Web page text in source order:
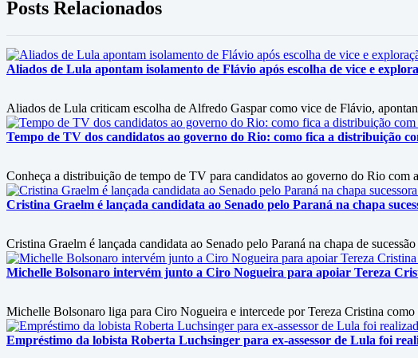
Posts Relacionados
Aliados de Lula apontam isolamento de Flávio após escolha de vice e
Aliados de Lula criticam escolha de Alfredo Gaspar como vice de Flávio,
Tempo de TV dos candidatos ao governo do Rio: como fica a distribuição
Conheça a distribuição de tempo de TV para candidatos ao governo do Rio com
Cristina Graelm é lançada candidata ao Senado pelo Paraná na chapa
Cristina Graelm é lançada candidata ao Senado pelo Paraná na chapa de
Michelle Bolsonaro intervém junto a Ciro Nogueira para apoiar Tereza
Michelle Bolsonaro liga para Ciro Nogueira e intercede por Tereza Cristina
Empréstimo da lobista Roberta Luchsinger para ex-assessor de Lula foi